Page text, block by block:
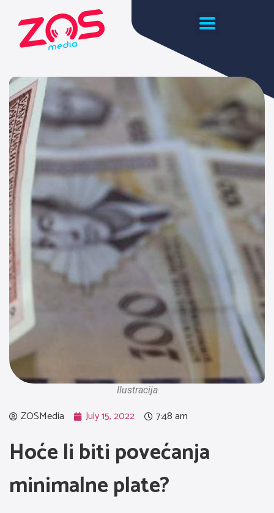
Ilustracija
ZOSMedia July 15, 2022 7:48 am
Hoće li biti povećanja
minimalne plate?